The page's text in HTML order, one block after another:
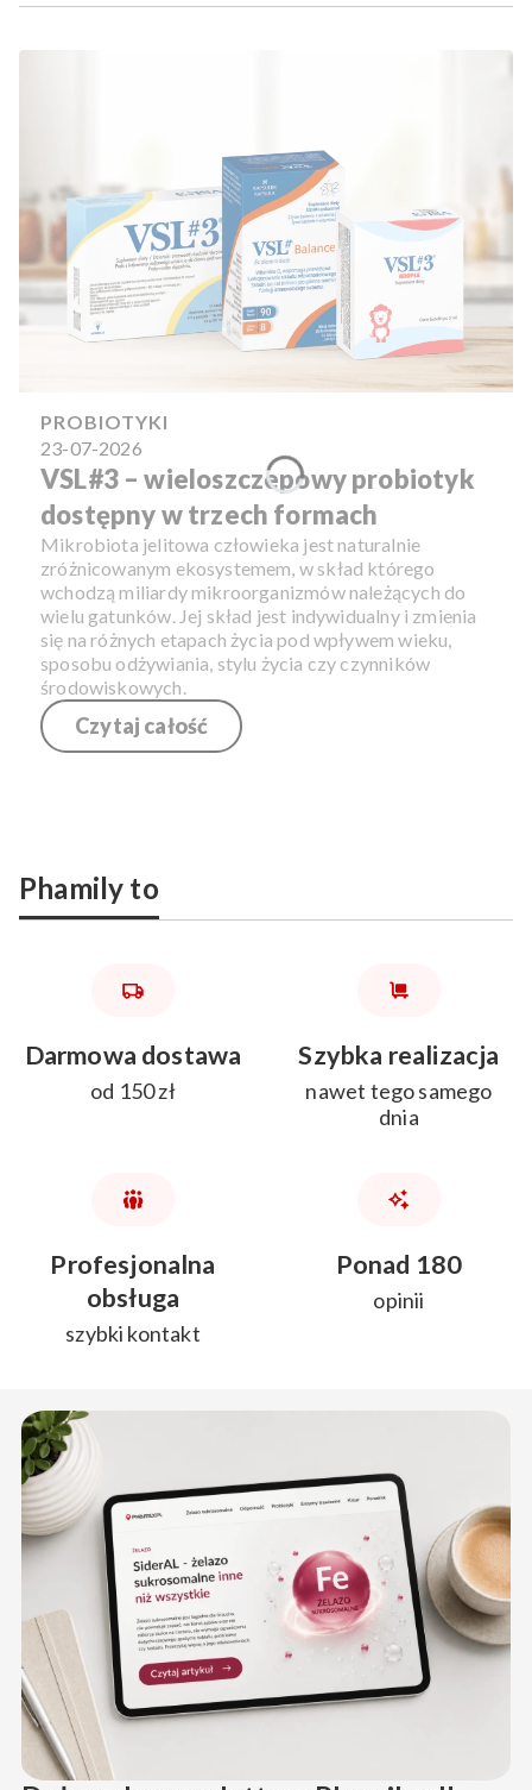
PROBIOTYKI
23-07-2026
VSL#3 – wieloszczepowy probiotyk
dostępny w trzech formach
Mikrobiota jelitowa człowieka jest naturalnie
zróżnicowanym ekosystemem, w skład którego
wchodzą miliardy mikroorganizmów należących do
wielu gatunków. Jej skład jest indywidualny i zmienia
się na różnych etapach życia pod wpływem wieku,
sposobu odżywiania, stylu życia czy czynników
środowiskowych.
Czytaj całość
Phamily to
Darmowa dostawa
od 150 zł
Szybka realizacja
nawet tego samego
dnia
Profesjonalna
obsługa
szybki kontakt
Ponad 180
opinii